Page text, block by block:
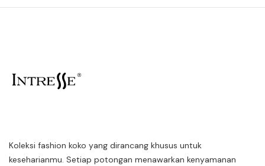
Koleksi fashion koko yang dirancang khusus untuk
keseharianmu. Setiap potongan menawarkan kenyamanan